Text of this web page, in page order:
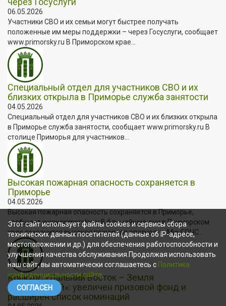
06.05.2026
Участники СВО и их семьи могут быстрее получать
положенные им меры поддержки – через Госуслуги, сообщает
www.primorsky.ru В Приморском крае...
Специальный отдел для участников СВО и их
близких открыла в Приморье служба занятости
04.05.2026
Специальный отдел для участников СВО и их близких открыла
в Приморье служба занятости, сообщает www.primorsky.ru В
столице Приморья для участников...
Высокая пожарная опасность сохраняется в
Приморье
04.05.2026
Высокая пожарная опасность сохраняется в Приморье,
сообщает www.primorsky.ru В ближайшие дни в Приморском
крае сохранится высокая пожарная опасность. МинГОЧС...
Конкурс «Дальний Восток – Земля
приключений»: увеличен призовой фонд и
расширен список номинаций
Этот сайт использует файлы cookies и сервисы сбора
технических данных посетителей (данные об IP-адресе,
местоположении и др.) для обеспечения работоспособности и
улучшения качества обслуживания.Продолжая использовать
наш сайт, вы автоматически соглашаетесь с Политика
конфиденциальности сайта.
СОГЛАСЕН